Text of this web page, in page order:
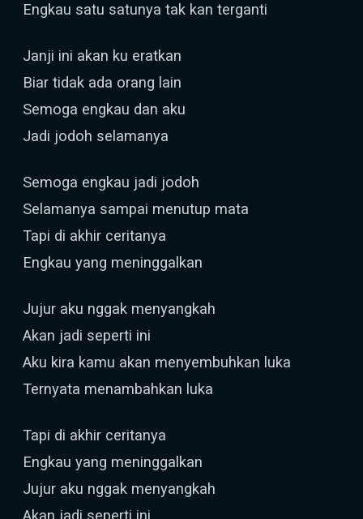
Engkau satu satunya tak kan terganti
Janji ini akan ku eratkan
Biar tidak ada orang lain
Semoga engkau dan aku
Jadi jodoh selamanya
Semoga engkau jadi jodoh
Selamanya sampai menutup mata
Tapi di akhir ceritanya
Engkau yang meninggalkan
Jujur aku nggak menyangkah
Akan jadi seperti ini
Aku kira kamu akan menyembuhkan luka
Ternyata menambahkan luka
Tapi di akhir ceritanya
Engkau yang meninggalkan
Jujur aku nggak menyangkah
Akan jadi seperti ini